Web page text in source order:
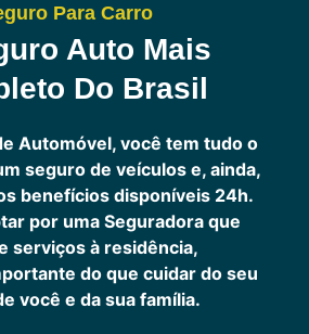
Para Carro
Auto Mais
Do Brasil
Automóvel, você tem tudo o
seguro de veículos e, ainda,
benefícios disponíveis 24h.
por uma Seguradora que
serviços à residência,
do que cuidar do seu
você e da sua família.